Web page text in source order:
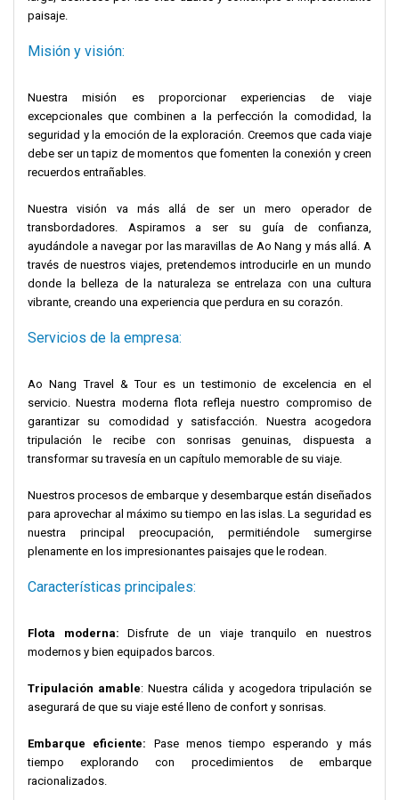
paisaje.
Misión y visión:
Nuestra misión es proporcionar experiencias de viaje
excepcionales que combinen a la perfección la comodidad, la
seguridad y la emoción de la exploración. Creemos que cada viaje
debe ser un tapiz de momentos que fomenten la conexión y creen
recuerdos entrañables.
Nuestra visión va más allá de ser un mero operador de
transbordadores. Aspiramos a ser su guía de confianza,
ayudándole a navegar por las maravillas de Ao Nang y más allá. A
través de nuestros viajes, pretendemos introducirle en un mundo
donde la belleza de la naturaleza se entrelaza con una cultura
vibrante, creando una experiencia que perdura en su corazón.
Servicios de la empresa:
Ao Nang Travel & Tour es un testimonio de excelencia en el
servicio. Nuestra moderna flota refleja nuestro compromiso de
garantizar su comodidad y satisfacción. Nuestra acogedora
tripulación le recibe con sonrisas genuinas, dispuesta a
transformar su travesía en un capítulo memorable de su viaje.
Nuestros procesos de embarque y desembarque están diseñados
para aprovechar al máximo su tiempo en las islas. La seguridad es
nuestra principal preocupación, permitiéndole sumergirse
plenamente en los impresionantes paisajes que le rodean.
Características principales:
Flota moderna: Disfrute de un viaje tranquilo en nuestros
modernos y bien equipados barcos.
Tripulación amable: Nuestra cálida y acogedora tripulación se
asegurará de que su viaje esté lleno de confort y sonrisas.
Embarque eficiente: Pase menos tiempo esperando y más
tiempo explorando con procedimientos de embarque
racionalizados.